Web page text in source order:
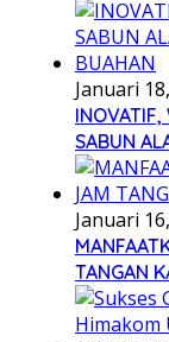
Januari
INOVATIF,
SABUN
Januari
TANGAN